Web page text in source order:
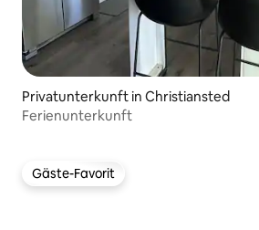
Privatunterkunft in Christiansted
Ferienunterkunft
Gäste-Favorit
Gäste-Favorit